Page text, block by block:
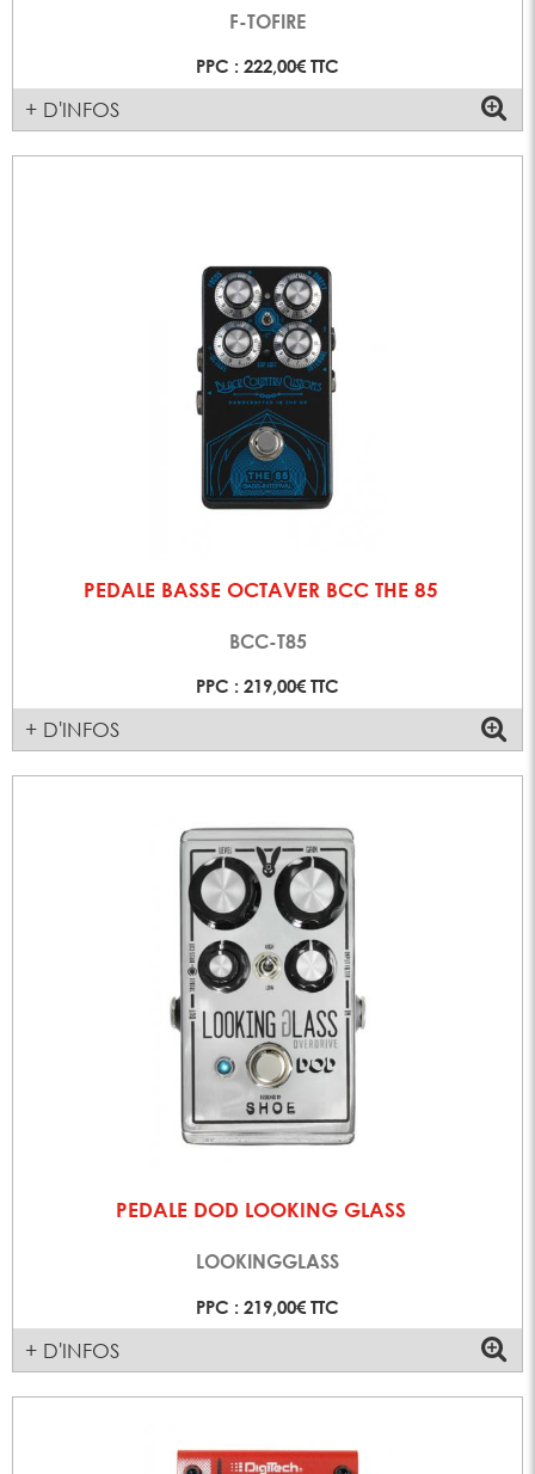
F-TOFIRE
PPC : 222,00€ TTC
+ D'INFOS
PEDALE BASSE OCTAVER BCC THE 85
BCC-T85
PPC : 219,00€ TTC
+ D'INFOS
PEDALE DOD LOOKING GLASS
LOOKINGGLASS
PPC : 219,00€ TTC
+ D'INFOS